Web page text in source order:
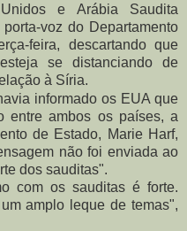
e Arábia Saudita
voz do Departamento
feira, descartando que
se distanciando de
à Síria.
informado os EUA que
entre ambos os países, a
de Estado, Marie Harf,
não foi enviada ao
dos sauditas".
com os sauditas é forte.
amplo leque de temas",